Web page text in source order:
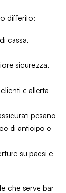
differito:
cassa,
sicurezza,
e allerta
pesano
di anticipo e
su paesi e
che serve bar